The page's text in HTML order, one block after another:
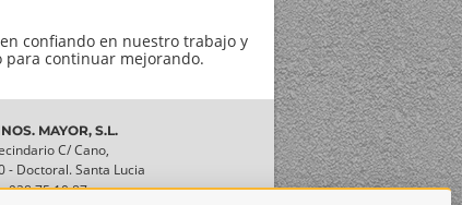
confiando en nuestro trabajo y
para continuar mejorando.
MAYOR, S.L.
C/ Cano,
- Doctoral. Santa Lucia
928 75 10 87